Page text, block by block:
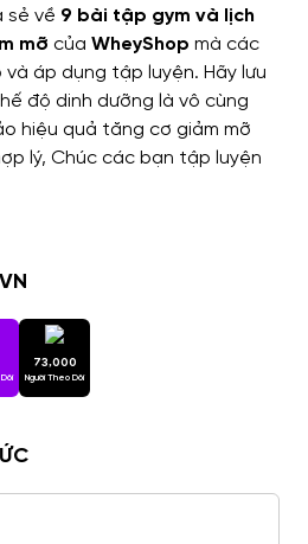
sẻ về 9 bài tập gym và lịch
mỡ của WheyShop mà các
và áp dụng tập luyện. Hãy lưu
độ dinh dưỡng là vô cùng
hiệu quả tăng cơ giảm mỡ
lý, Chúc các bạn tập luyện
73,000
Người Theo Dõi